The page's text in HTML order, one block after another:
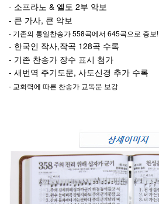
- 소프라노 & 엘토 2부 악보
- 큰 가사, 큰 악보
- 기존의 통일찬송가 558곡에서 645곡으로 증보!
- 한국인 작사,작곡 128곡 수록
- 기존 찬송가 장수 표시 첨가
- 새번역 주기도문, 사도신경 추가 수록
- 교회력에 따른 찬송가 교독문 보강